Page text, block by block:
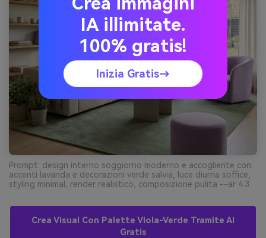
Prompt: design interno soggiorno moderno e accogliente con
accenti lavanda e decorazioni verde salvia, luce diurna soffice,
styling minimal, render realistico, composizione pulita --ar 4:3
Crea Visual Con Palette Viola-Verde Tramite AI
Gratis
IA illimitate.
100% gratis!
Inizia Gratis→